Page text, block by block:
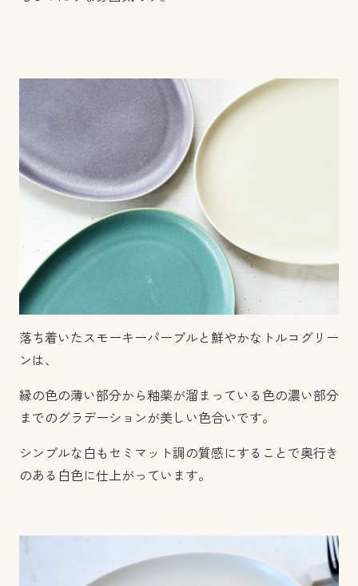
落ち着いたスモーキーパープルと鮮やかなトルコグリー
ンは、
縁の色の薄い部分から釉薬が溜まっている色の濃い部分
までのグラデーションが美しい色合いです。
シンプルな白もセミマット調の質感にすることで奥行き
のある白色に仕上がっています。